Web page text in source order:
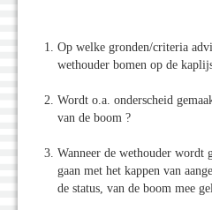
Op welke gronden/criteria
wethouder bomen op de
Wordt o.a. onderscheid
van de boom ?
Wanneer de wethouder wordt
gaan met het kappen van
de status, van de boom mee